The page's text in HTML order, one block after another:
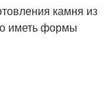
камня из
иметь формы